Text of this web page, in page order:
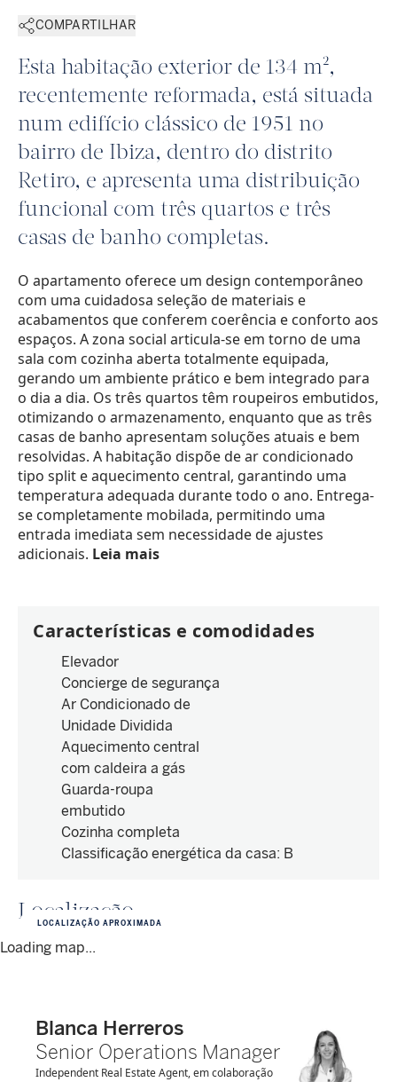
COMPARTILHAR
Esta habitação exterior de 134 m²,
recentemente reformada, está situada
num edifício clássico de 1951 no
bairro de Ibiza, dentro do distrito
Retiro, e apresenta uma distribuição
funcional com três quartos e três
casas de banho completas.
O apartamento oferece um design contemporâneo
com uma cuidadosa seleção de materiais e
acabamentos que conferem coerência e conforto aos
espaços. A zona social articula-se em torno de uma
sala com cozinha aberta totalmente equipada,
gerando um ambiente prático e bem integrado para
o dia a dia. Os três quartos têm roupeiros embutidos,
otimizando o armazenamento, enquanto que as três
casas de banho apresentam soluções atuais e bem
resolvidas. A habitação dispõe de ar condicionado
tipo split e aquecimento central, garantindo uma
temperatura adequada durante todo o ano. Entrega-
se completamente mobilada, permitindo uma
entrada imediata sem necessidade de ajustes
adicionais. Leia mais
Características e comodidades
Elevador
Concierge de segurança
Ar Condicionado de
Unidade Dividida
Aquecimento central
com caldeira a gás
Guarda-roupa
embutido
Cozinha completa
Classificação energética da casa: B
Localização
Loading map...
LOCALIZAÇÃO APROXIMADA
Blanca Herreros
Senior Operations Manager
Independent Real Estate Agent, em colaboração